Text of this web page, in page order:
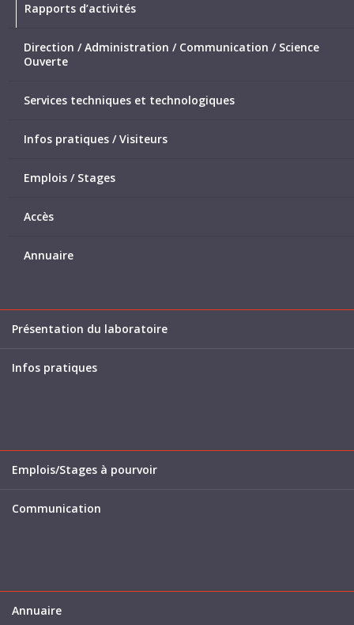
Rapports d’activités
Direction / Administration / Communication / Science
Ouverte
Services techniques et technologiques
Infos pratiques / Visiteurs
Emplois / Stages
Accès
Annuaire
Présentation du laboratoire
Infos pratiques
Emplois/Stages à pourvoir
Communication
Annuaire